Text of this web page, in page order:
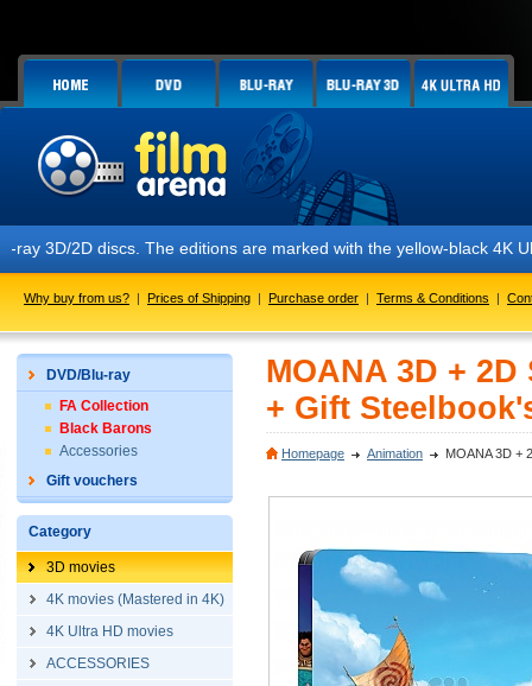
The editions are marked with the yellow-black 4K Ultra HD
Why buy from us? | Prices of Shipping | Purchase order | Terms & Conditions |
DVD/Blu-ray
FA Collection
Black Barons
Accessories
Gift vouchers
Category
3D movies
4K movies (Mastered in 4K)
4K Ultra HD movies
ACCESSORIES
MOANA 3D +
+ Gift
Homepage Animation MOANA 3D +